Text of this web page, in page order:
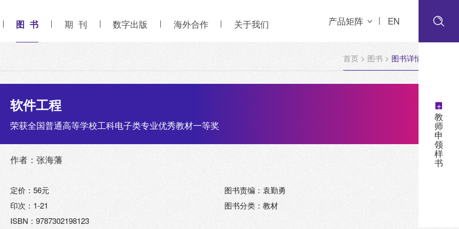
图 书 期 刊 数字出版 海外合作 关于我们 产品矩阵 EN
+
教
师
申
领
样
书
首页 > 图书 > 图书详情
软件工程
荣获全国普通高等学校工科电子类专业优秀教材一等奖
作者：张海藩
定价：56元
印次：1-21
ISBN：9787302198123
图书责编：袁勤勇
图书分类：教材